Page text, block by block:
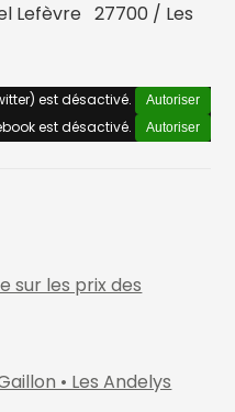
Lefèvre 27700 / Les
est désactivé. Autoriser
est désactivé. Autoriser
sur les prix des
• Les Andelys